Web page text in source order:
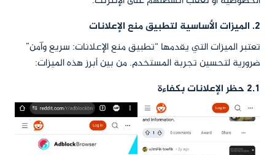
2. الميزات الأساسية لتطبيق منع الإعلانات
تعتبر الميزات التي يقدمها “تطبيق منع الإعلانات: سريع وآمن”
ضرورية لتحسين تجربة المستخدم. من بين أبرز هذه الميزات:
2.1 حظر الإعلانات بكفاءة